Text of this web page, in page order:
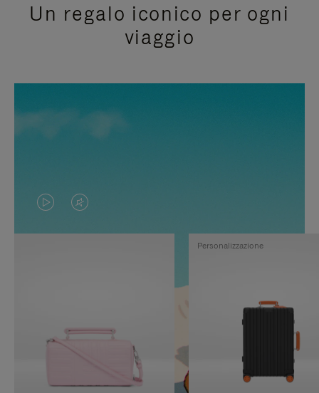
Un regalo iconico per ogni
viaggio
IL
VIDEO
PAUSA,
PREMERE
IL
VIDEO
SILENZIATO,
ATTIVARE
Personalizzazione